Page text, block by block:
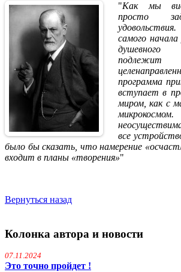
"Как мы
просто
самого
подлежит
программа
вступает в
миром, как с
все
было бы сказать, что намерение
входит в планы «творения»"
Вернуться назад
Колонка автора и новости
07.11.2024
Это точно пройдет !